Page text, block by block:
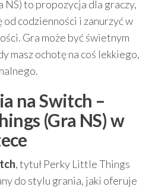
to propozycja dla graczy,
codzienności i zanurzyć w
Gra może być świetnym
masz ochotę na coś lekkiego,
na Switch –
(Gra NS) w
, tytuł Perky Little Things
do stylu grania, jaki oferuje